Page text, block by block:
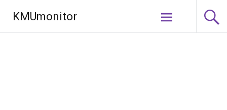
Inhalt
springen
KMUmonitor